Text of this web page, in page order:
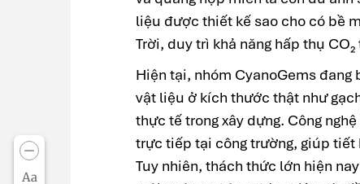
Aa
liệu được thiết kế sao cho có bề
Trời, duy trì khả năng hấp thụ
Hiện tại, nhóm CyanoGems
vật liệu ở kích thước thật như
thực tế trong xây dựng. Công
trực tiếp tại công trường, giúp tiết
Tuy nhiên, thách thức lớn hiện